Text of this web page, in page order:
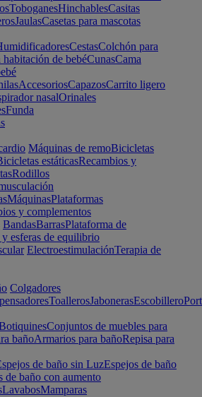
ToboganesHinchablesCasitas
JaulasCasetas para mascotas
CestasColchón para
habitación de bebéCunasCama
AccesoriosCapazosCarrito ligero
nasalOrinales
Funda
Máquinas de remoBicicletas
estáticasRecambios y
Rodillos
MáquinasPlataformas
y complementos
BandasBarrasPlataforma de
esferas de equilibrio
ElectroestimulaciónTerapia de
Colgadores
ToallerosJabonerasEscobillero
Conjuntos de muebles para
bañoArmarios para bañoRepisa para
de baño sin LuzEspejos de baño
de baño con aumento
LavabosMamparas